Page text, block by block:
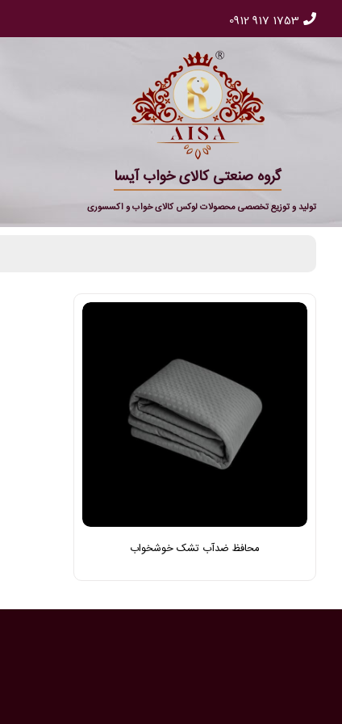
0912 917 1753
گروه صنعتی کالای خواب آیسا
تولید و توزیع تخصصی محصولات لوکس کالای خواب و اکسسوری
محافظ ضدآب تشک خوشخواب